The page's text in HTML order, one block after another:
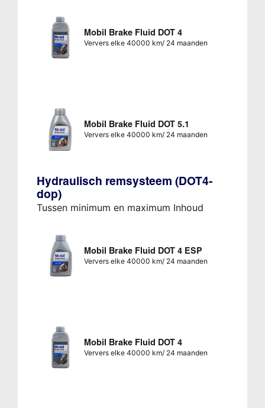
Mobil Brake Fluid DOT 4
Ververs elke 40000 km/ 24 maanden
Mobil Brake Fluid DOT 5.1
Ververs elke 40000 km/ 24 maanden
Hydraulisch remsysteem (DOT4-
dop)
Tussen minimum en maximum Inhoud
Mobil Brake Fluid DOT 4 ESP
Ververs elke 40000 km/ 24 maanden
Mobil Brake Fluid DOT 4
Ververs elke 40000 km/ 24 maanden